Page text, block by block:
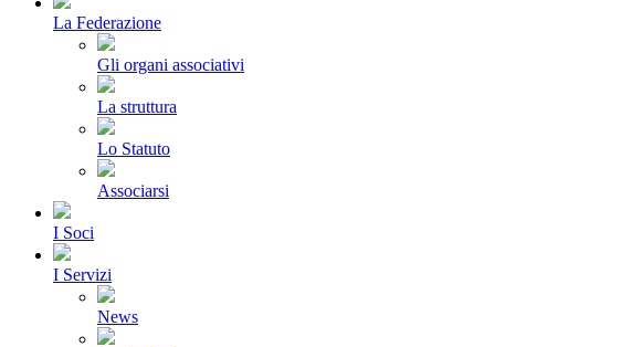
La Federazione
Gli organi associativi
La struttura
Lo Statuto
Associarsi
I Soci
I Servizi
News